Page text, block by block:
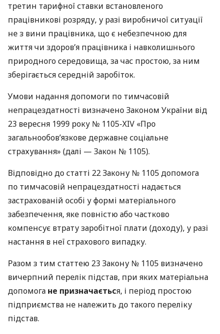
третин тарифної ставки встановленого
працівникові розряду, у разі виробничої ситуації
не з вини працівника, що є небезпечною для
життя чи здоров’я працівника і навколишнього
природного середовища, за час простою, за ним
зберігається середній заробіток.
Умови надання допомоги по тимчасовій
непрацездатності визначено Законом України від
23 вересня 1999 року № 1105-XIV «Про
загальнообов’язкове державне соціальне
страхування» (далі — Закон № 1105).
Відповідно до статті 22 Закону № 1105 допомога
по тимчасовій непрацездатності надається
застрахованій особі у формі матеріального
забезпечення, яке повністю або частково
компенсує втрату заробітної плати (доходу), у разі
настання в неї страхового випадку.
Разом з тим статтею 23 Закону № 1105 визначено
вичерпний перелік підстав, при яких матеріальна
допомога не призначається, і період простою
підприємства не належить до такого переліку
підстав.